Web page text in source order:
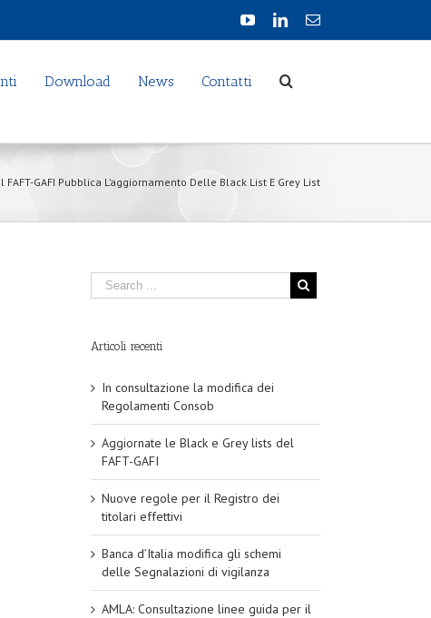
Download News Contatti
Il FAFT-GAFI Pubblica L’aggiornamento Delle Black List E Grey List
Articoli recenti
In consultazione la modifica dei
Regolamenti Consob
Aggiornate le Black e Grey lists del
FAFT-GAFI
Nuove regole per il Registro dei
titolari effettivi
Banca d’Italia modifica gli schemi
delle Segnalazioni di vigilanza
AMLA: Consultazione linee guida per il